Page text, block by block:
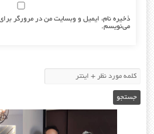
ذخیره نام، ایمیل و وبسایت من در مرورگر
می‌نویسم.